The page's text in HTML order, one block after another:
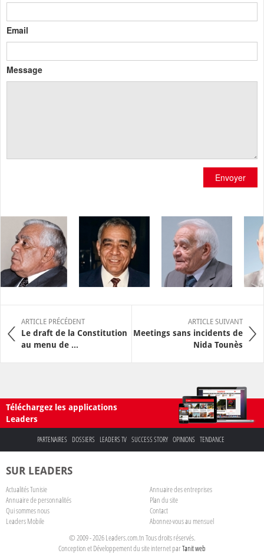
Email
Message
Envoyer
ARTICLE PRÉCÉDENT
Le draft de la Constitution
au menu de ...
ARTICLE SUIVANT
Meetings sans incidents de
Nida Tounès
Téléchargez les applications
Leaders
PARTENAIRES DOSSIERS LEADERS TV SUCCESS STORY OPINIONS TENDANCE
SUR LEADERS
Actualités Tunisie
Annuaire des entreprises
Annuaire de personnalités
Plan du site
Qui sommes nous
Contact
Leaders Mobile
Abonnez-vous au mensuel
© 2009 - 2026 Leaders.com.tn Tous droits réservés.
Conception et Développement du site internet parTanit web